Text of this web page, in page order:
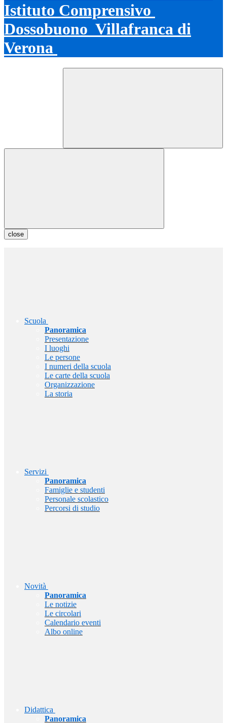
Istituto Comprensivo
Dossobuono Villafranca di
Verona
close
Scuola
Panoramica
Presentazione
I luoghi
Le persone
I numeri della scuola
Le carte della scuola
Organizzazione
La storia
Servizi
Panoramica
Famiglie e studenti
Personale scolastico
Percorsi di studio
Novità
Panoramica
Le notizie
Le circolari
Calendario eventi
Albo online
Didattica
Panoramica